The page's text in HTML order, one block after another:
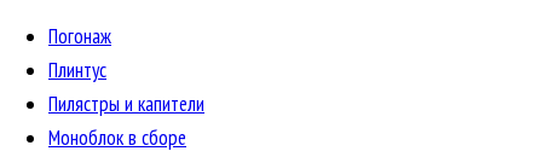
Погонаж
Плинтус
Пилястры и капители
Моноблок в сборе